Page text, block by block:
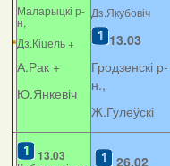
Маларыцкі р-
н,
Дз.Кіцель +
А.Рак +
Ю.Янкевіч
Дз.Якубовіч
13.03
Гродзенскі р-
н.,
Ж.Гулеўскі
13.03 26.02